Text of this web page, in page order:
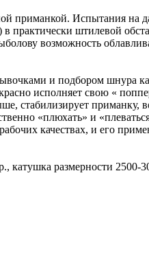
приманкой. Испытания на
штилевой
возможность
и подбором шнура
исполняет свою «
стабилизирует приманку,
«плюхать» и
качествах, и его
катушка размерности